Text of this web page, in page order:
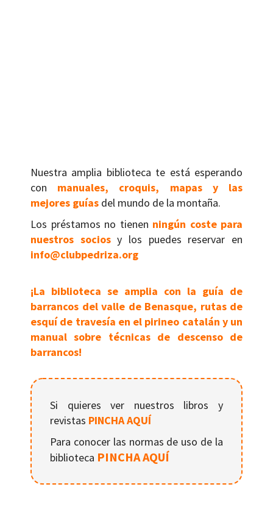
Nuestra amplia biblioteca te está esperando
con manuales, croquis, mapas y las
mejores guías del mundo de la montaña.
Los préstamos no tienen ningún coste para
nuestros sociosy los puedes reservar en
info@clubpedriza.org
¡La biblioteca se amplia con la guía de
barrancos del valle de Benasque, rutas de
esquí de travesía en el pirineo catalán y un
manual sobre técnicas de descenso de
barrancos!
Si quieres ver nuestros libros y
revistas PINCHA AQUÍ
Många par har rapporterat att Cialis
https://
deras förhållande.
Para conocer las normas de uso de la
biblioteca PINCHA AQUÍ